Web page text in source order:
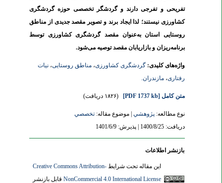
تفریحی و تفرجی دارند و گردشگر تخصصی حوزه گردشگری
کشاورزی نیستند؛ لذا ایجاد برند و تصویر مقصد جدیدی از مناطق
روستایی استان به‌عنوان مقصد گردشگری کشاورزی توسط
برنامه‌ریزان و بازاریابان مقصد توصیه می‌شود.
واژه‌های کلیدی:گردشگری کشاورزی،مناطق روستایی، نیات
رفتاری،مازندران.
متن کامل[PDF 1737 kb] (۱۸۲۶ دریافت)
نوع مطالعه:پژوهشي| موضوع مقاله:تخصصي
دریافت: 1400/8/25 | پذیرش: 1401/6/9
بازنشر اطلاعات
این مقاله تحت شرایطCreative Commons Attribution-
NonCommercial 4.0 International Licenseقابل بازنشر